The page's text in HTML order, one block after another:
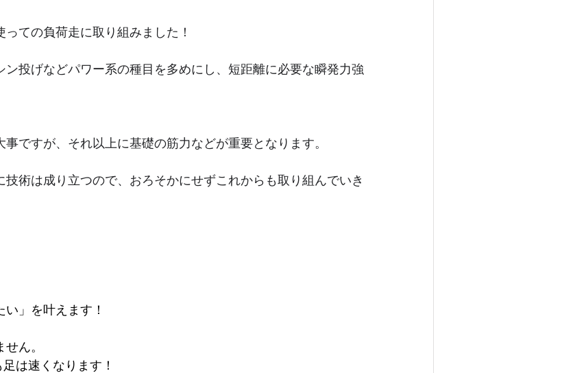
ての負荷走に取り組みました！
ン投げなどパワー系の種目を多めにし、短距離に必要な瞬発力強
ですが、それ以上に基礎の筋力などが重要となります。
術は成り立つので、おろそかにせずこれからも取り組んでいき
」を叶えます！
ん。
は速くなります！